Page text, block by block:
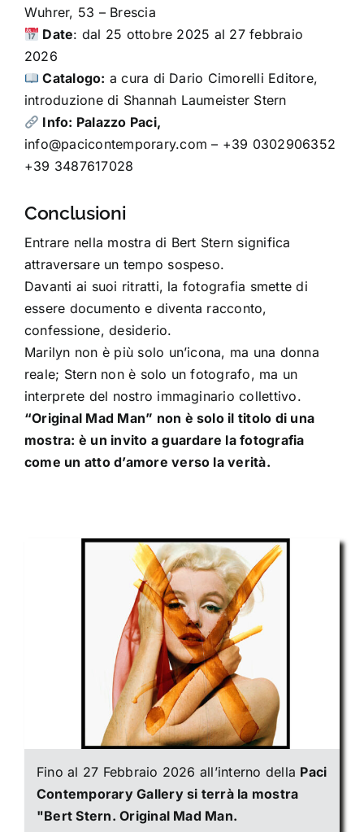
Wuhrer, 53 – Brescia
Date: dal 25 ottobre 2025 al 27 febbraio
2026
Catalogo: a cura di Dario Cimorelli Editore,
introduzione di Shannah Laumeister Stern
Info: Palazzo Paci,
info@pacicontemporary.com – +39 0302906352
+39 3487617028
Conclusioni
Entrare nella mostra di Bert Stern significa
attraversare un tempo sospeso.
Davanti ai suoi ritratti, la fotografia smette di
essere documento e diventa racconto,
confessione, desiderio.
Marilyn non è più solo un’icona, ma una donna
reale; Stern non è solo un fotografo, ma un
interprete del nostro immaginario collettivo.
“Original Mad Man” non è solo il titolo di una
mostra: è un invito a guardare la fotografia
come un atto d’amore verso la verità.
Fino al 27 Febbraio 2026 all’interno della Paci
Contemporary Gallery si terrà la mostra
"Bert Stern. Original Mad Man.